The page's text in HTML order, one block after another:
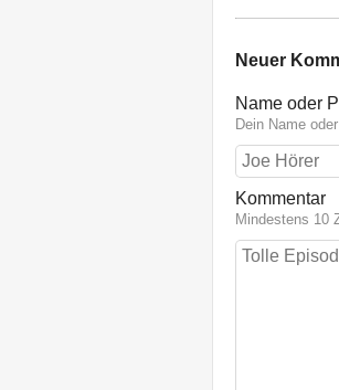
Neuer
Name oder
Dein Name
Kommentar
Mindestens 10